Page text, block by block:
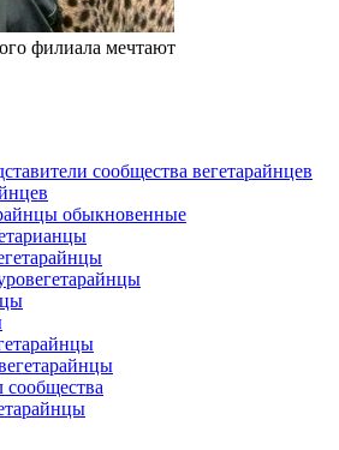
филиала мечтают
сообщества вегетарайнцев
обыкновенные